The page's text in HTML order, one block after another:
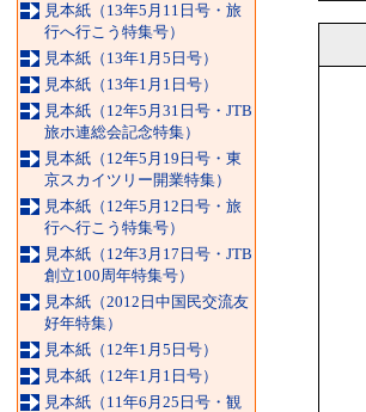
見本紙（13年5月11日号・旅
行へ行こう特集号）
見本紙（13年1月5日号）
見本紙（13年1月1日号）
見本紙（12年5月31日号・JTB
旅ホ連総会記念特集）
見本紙（12年5月19日号・東
京スカイツリー開業特集）
見本紙（12年5月12日号・旅
行へ行こう特集号）
見本紙（12年3月17日号・JTB
創立100周年特集号）
見本紙（2012日中国民交流友
好年特集）
見本紙（12年1月5日号）
見本紙（12年1月1日号）
見本紙（11年6月25日号・観